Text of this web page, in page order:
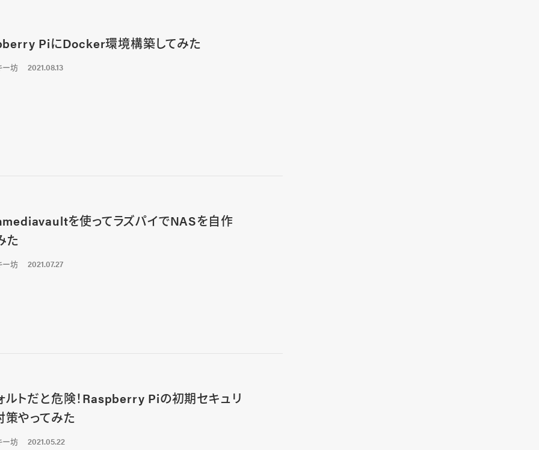
PiにDocker環境構築してみた
ー坊 2021.08.13
を使ってラズパイでNASを自作
た
ー坊 2021.07.27
ルトだと危険！Raspberry Piの初期セキュリ
策やってみた
ー坊 2021.05.22